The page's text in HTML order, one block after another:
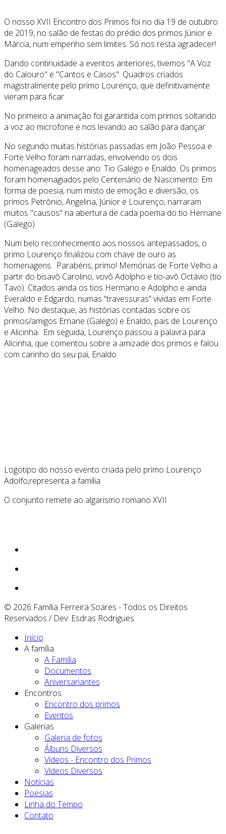
O nosso XVII Encontro dos Primos foi no dia 19 de outubro
de 2019, no salão de festas do prédio dos primos Júnior e
Márcia, num empenho sem limites. Só nos resta agradecer!
Dando continuidade a eventos anteriores, tivemos "A Voz
do Calouro" e "Cantos e Casos". Quadros criados
magistralmente pelo primo Lourenço, que definitivamente
vieram para ficar
No primeiro a animação foi garantida com primos soltando
a voz ao microfone e nos levando ao salão para dançar
No segundo muitas histórias passadas em João Pessoa e
Forte Velho foram narradas, envolvendo os dois
homenageados desse ano: Tio Galego e Enaldo. Os primos
foram homenagiados pelo Centenário de Nascimento. Em
forma de poesia, num misto de emoção e diversão, os
primos Petrônio, Angelina, Júnior e Lourenço, narraram
muitos "causos" na abertura de cada poema do tio Hernane
(Galego)
Num belo reconhecimento aos nossos antepassados, o
primo Lourenço finalizou com chave de ouro as
homenagens. Parabéns, primo! Memórias de Forte Velho a
partir do bisavô Carolino, vovô Adolpho e tio-avô Octávio (tio
Tavo). Citados ainda os tios Hermano e Adolpho e ainda
Everaldo e Edgardo, numas “travessuras” vividas em Forte
Velho. No destaque, as histórias contadas sobre os
primos/amigos Ernane (Galego) e Enaldo, pais de Lourenço
e Alicinha. Em seguida, Lourenço passou a palavra para
Alicinha, que comentou sobre a amizade dos primos e falou
com carinho do seu pai, Enaldo
Logotipo do nosso evento criada pelo primo Lourenço
Adolfo,representa a família
O conjunto remete ao algarismo romano XVII
© 2026 Família Ferreira Soares - Todos os Direitos
Reservados / Dev: Esdras Rodrigues
Início
A família
A Família
Documentos
Aniversariantes
Encontros
Encontro dos primos
Eventos
Galerias
Galeria de fotos
Álbuns Diversos
Vídeos - Encontro dos Primos
Vídeos Diversos
Notícias
Poesias
Linha do Tempo
Contato